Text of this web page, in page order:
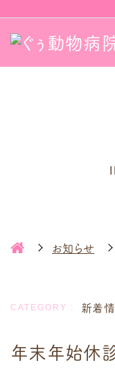
お知らせ
新着
年末年始休